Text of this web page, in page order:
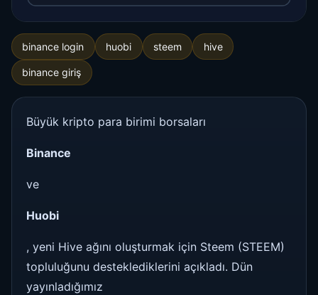
binance login huobi steem hive
binance giriş
Büyük kripto para birimi borsaları
Binance
ve
Huobi
, yeni Hive ağını oluşturmak için Steem (STEEM)
topluluğunu desteklediklerini açıkladı. Dün
yayınladığımız